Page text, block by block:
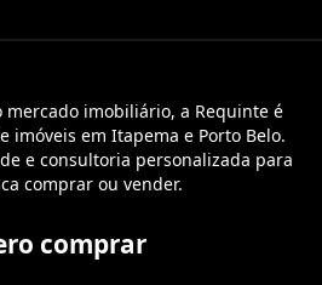
mercado imobiliário, a Requinte é
imóveis em Itapema e Porto Belo.
e consultoria personalizada para
comprar ou vender.
comprar